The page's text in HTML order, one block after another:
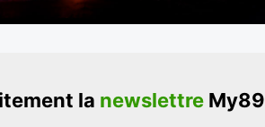
la newslettre